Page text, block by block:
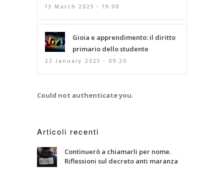
13 March 2025 - 19:00
Gioia e apprendimento: il diritto
primario dello studente
23 January 2025 - 09:20
Could not authenticate you.
Articoli recenti
Continuerò a chiamarli per nome.
Riflessioni sul decreto anti maranza